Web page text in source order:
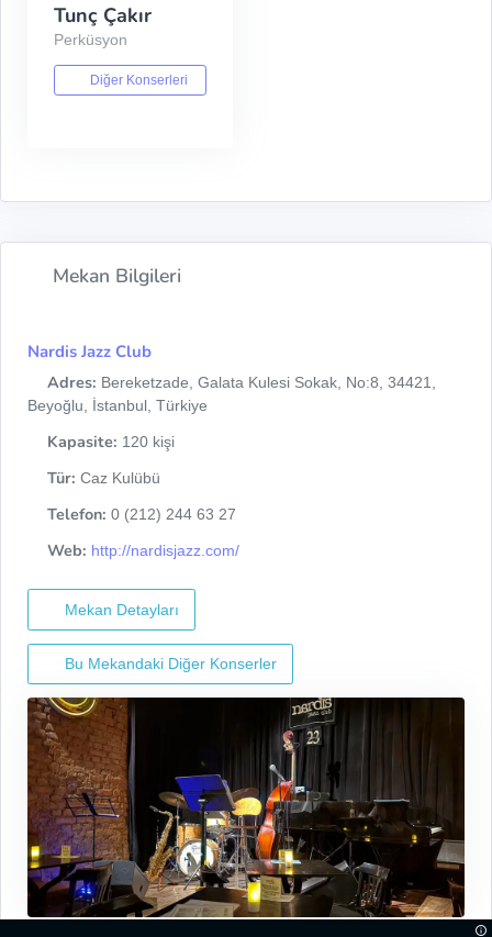
Tunç Çakır
Perküsyon
Diğer Konserleri
Mekan Bilgileri
Nardis Jazz Club
Adres: Bereketzade, Galata Kulesi Sokak, No:8, 34421,
Beyoğlu, İstanbul, Türkiye
Kapasite: 120 kişi
Tür: Caz Kulübü
Telefon: 0 (212) 244 63 27
Web: http://nardisjazz.com/
Mekan Detayları
Bu Mekandaki Diğer Konserler